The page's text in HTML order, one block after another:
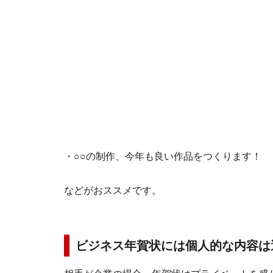
・○○の制作、今年も良い作品をつくります！
などがおススメです。
ビジネス年賀状には個人的な内容